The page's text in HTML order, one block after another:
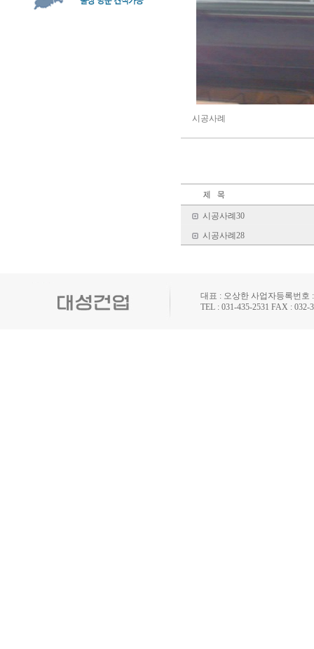
시공사례
시공사례30
시공사례28
대표 : 오상한 사업자등록번호
TEL : 031-435-2531 FAX : 032-